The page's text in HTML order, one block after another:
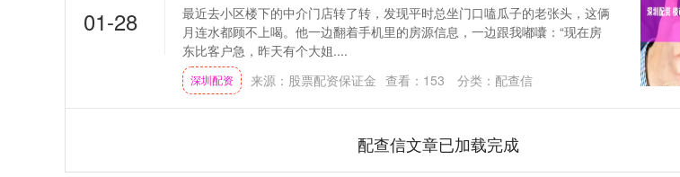
01-28
最近去小区楼下的中介门店转了转，发现平时总坐门口嗑瓜子的老张头，这俩
月连水都顾不上喝。他一边翻着手机里的房源信息，一边跟我嘟囔：“现在房
东比客户急，昨天有个大姐....
深圳配资 来源：股票配资保证金 查看： 153 分类： 配查信
配查信文章已加载完成